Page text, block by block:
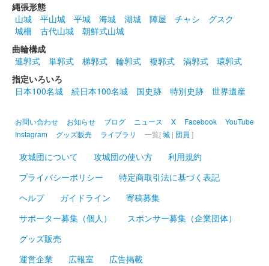
江戸城 御城印 単車巡城
江戸城 御城印
江戸城 御城印 徳川秀忠版
江戸城 御城印 徳川家光版
江戸城 御城印
縄張形態
山城
平山城 平城 海城 湖城 陣屋 チャシ
グスク
城柵
古代山城
朝鮮式山城
曲輪構成
連郭式
単郭式 梯郭式 輪郭式 複郭式 渦郭式
環郭式
指定いろいろ
日本100名城
続日本100名城 国史跡 特別史跡 世界遺産
お問い合わせ お知らせ ブログ ニュース X Facebook
YouTube
Instagram
グッズ販売 ライブラリ 一覧[城 | 団員 ]
攻城団について 攻城団の使い方
利用規約
プライバシーポリシー
特定商取引法に基づく表記
ヘルプ
ガイドライン
寄稿募集
サポーター募集（個人）
スポンサー募集（企業団体）
グッズ販売
運営企業
広報室 広告掲載